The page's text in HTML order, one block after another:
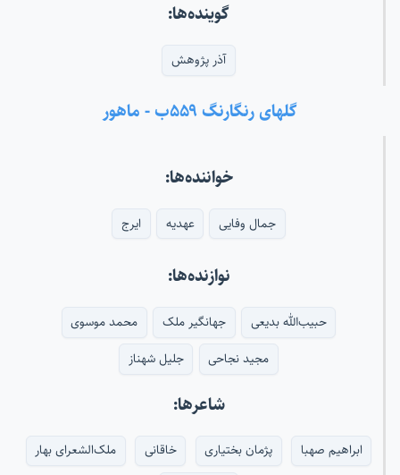
گوینده‌ها:
آذر پژوهش
گلهای رنگارنگ ۵۵۹ب - ماهور
خواننده‌ها:
جمال وفایی عهدیه ایرج
نوازنده‌ها:
حبیب‌الله بدیعی جهانگیر ملک
محمد موسوی
مجید نجاحی
جلیل شهناز
شاعرها:
ابراهیم صهبا پژمان بختیاری خاقانی
ملک‌الشعرای بهار